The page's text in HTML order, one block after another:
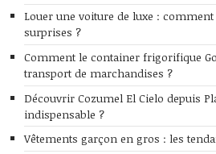
Louer une voiture de luxe :
surprises ?
Comment le container frigorifique
transport de marchandises ?
Découvrir Cozumel El Cielo depuis
indispensable ?
Vêtements garçon en gros : les